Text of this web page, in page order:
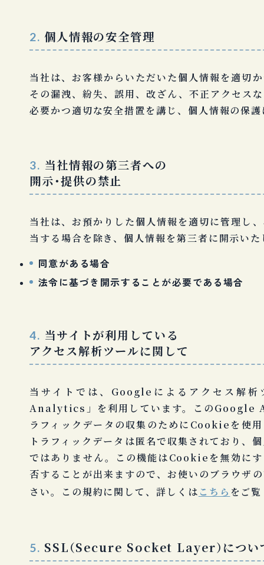
2. 個人情報の安全管理
当社は、お客様からいただいた個人情報を適切
その漏洩、紛失、誤用、改ざん、不正アクセス
必要かつ適切な安全措置を講じ、個人情報の保
3. 当社情報の第三者への
開示・提供の禁止
当社は、お預かりした個人情報を適切に管理し
当する場合を除き、個人情報を第三者に開示い
同意がある場合
法令に基づき開示することが必要である場合
4. 当サイトが利用している
アクセス解析ツールに関して
当サイトでは、Googleによるアクセス解
Analytics」を利用しています。この
ラフィックデータの収集のためにCookieを使
トラフィックデータは匿名で収集されており、
ではありません。この機能はCookieを無効に
否することが出来ますので、お使いのブラウザ
さい。この規約に関して、詳しくは こちら をご
5. SSL（Secure Socket Layer） につい